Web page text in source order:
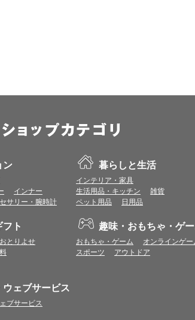
ン
インナー
サリー・腕時計
暮らしと生活
インテリア・家具
生活用品・キッチン
雑貨
ペット用品
日用品
ト
とりよせ
趣味・おもちゃ・ゲ
おもちゃ・ゲーム
オンラインゲー
スポーツ
アウトドア
ウェブサービス
ブサービス